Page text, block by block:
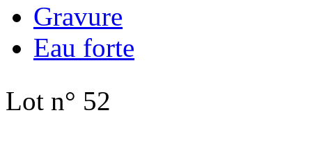
Gravure
Eau forte
Lot n° 52